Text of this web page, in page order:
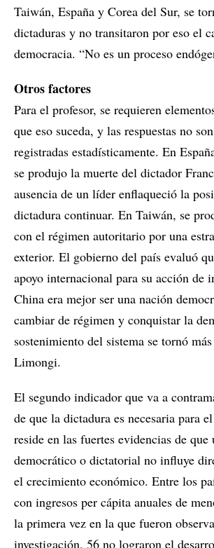
Taiwán, España y Corea del Sur, se
dictaduras y no transitaron por eso el
democracia. “No es un proceso
Otros factores
Para el profesor, se requieren
que eso suceda, y las respuestas no
registradas estadísticamente. En
se produjo la muerte del dictador
ausencia de un líder enflaqueció la
dictadura continuar. En Taiwán, se
con el régimen autoritario por una
exterior. El gobierno del país evaluó
apoyo internacional para su acción de
China era mejor ser una nación
cambiar de régimen y conquistar la
sostenimiento del sistema se tornó
Limongi.
El segundo indicador que va a
de que la dictadura es necesaria para
reside en las fuertes evidencias de que
democrático o dictatorial no influye
el crecimiento económico. Entre los
con ingresos per cápita anuales de
la primera vez en la que fueron
investigación, 56 no lograron el